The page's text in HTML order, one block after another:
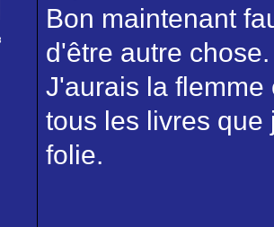
Bon maintenant
d'être autre chose.
J'aurais la flemme
tous les livres que
folie.